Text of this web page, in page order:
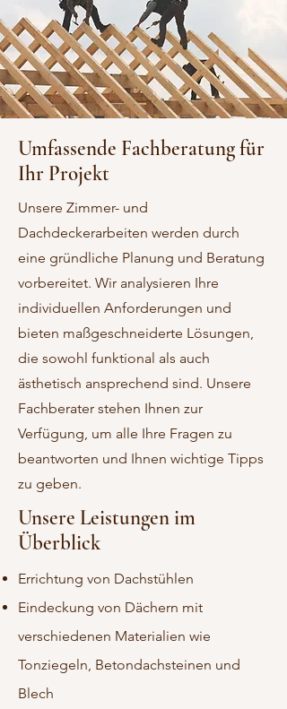
Umfassende Fachberatung für
Ihr Projekt
Unsere Zimmer- und
Dachdeckerarbeiten werden durch
eine gründliche Planung und Beratung
vorbereitet. Wir analysieren Ihre
individuellen Anforderungen und
bieten maßgeschneiderte Lösungen,
die sowohl funktional als auch
ästhetisch ansprechend sind. Unsere
Fachberater stehen Ihnen zur
Verfügung, um alle Ihre Fragen zu
beantworten und Ihnen wichtige Tipps
zu geben.
Unsere Leistungen im
Überblick
Errichtung von Dachstühlen
Eindeckung von Dächern mit
verschiedenen Materialien wie
Tonziegeln, Betondachsteinen und
Blech